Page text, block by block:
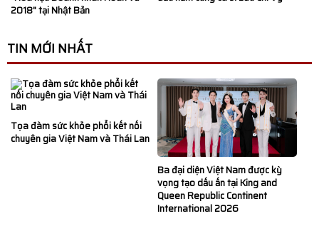
2018" tại Nhật Bản
TIN MỚI NHẤT
Tọa đàm sức khỏe phổi kết nối
chuyên gia Việt Nam và Thái Lan
Ba đại diện Việt Nam được kỳ
vọng tạo dấu ấn tại King and
Queen Republic Continent
International 2026